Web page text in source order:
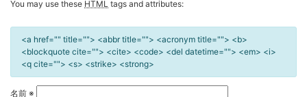
You may use these HTML tags and attributes:
<a href="" title=""> <abbr title=""> <acronym title=""> <b>
<blockquote cite=""> <cite> <code> <del datetime=""> <em> <i>
<q cite=""> <s> <strike> <strong>
名前 ※